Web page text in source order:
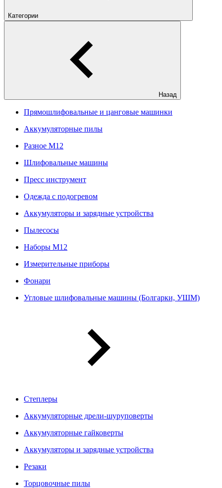
Категории
Назад
Прямошлифовальные и цанговые машинки
Аккумуляторные пилы
Разное M12
Шлифовальные машины
Пресс инструмент
Одежда с подогревом
Аккумуляторы и зарядные устройства
Пылесосы
Наборы М12
Измерительные приборы
Фонари
Угловые шлифовальные машины (Болгарки, УШМ)
Степлеры
Аккумуляторные дрели-шуруповерты
Аккумуляторные гайковерты
Аккумуляторы и зарядные устройства
Резаки
Торцовочные пилы